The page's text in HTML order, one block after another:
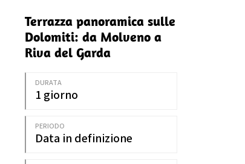
Terrazza panoramica sulle
Dolomiti: da Molveno a
Riva del Garda
DURATA
1 giorno
PERIODO
Data in definizione